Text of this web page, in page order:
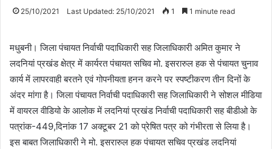
25/10/2021 Last Updated: 25/10/2021 1 1 minute read
मधुबनी। जिला पंचायत निर्वाची पदाधिकारी सह जिलाधिकारी अमित कुमार ने
लदनियां प्रखंड क्षेत्र में कार्यरत पंचायत सचिव मो. इसरारुल हक से पंचायत चुनाव
कार्य में लापरवाही बरतने एवं गोपनीयता हनन करने पर स्पष्टीकरण तीन दिनों के
अंदर मांगा है। जिला पंचायत निर्वाची पदाधिकारी सह जिलाधिकारी ने सोशल मीडिया
में वायरल वीडियो के आलोक में लदनियां प्रखंड निर्वाची पदाधिकारी सह बीडीओ के
पत्रांक-449,दिनांक 17 अक्टूबर 21 को प्रेषित पत्र को गंभीरता से लिया है।
इस बाबत जिलाधिकारी ने मो. इसरारुल हक पंचायत सचिव प्रखंड लदनियां